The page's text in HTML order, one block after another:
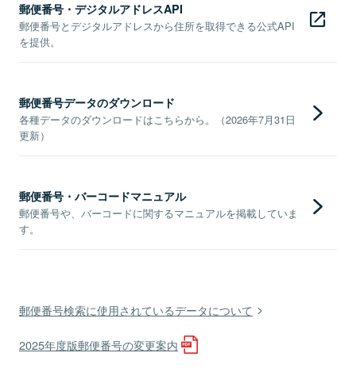
郵便番号・デジタルアドレスAPI
郵便番号とデジタルアドレスから住所を取得できる公式API
を提供。
郵便番号データのダウンロード
各種データのダウンロードはこちらから。（2026年7月31日
更新）
郵便番号・バーコードマニュアル
郵便番号や、バーコードに関するマニュアルを掲載していま
す。
郵便番号検索に使用されているデータについて
2025年度版郵便番号の変更案内